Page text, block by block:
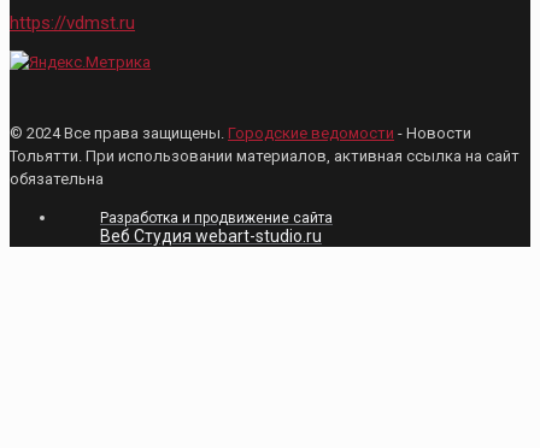
https://vdmst.ru
© 2024 Все права защищены. Городские ведомости - Новости
Тольятти. При использовании материалов, активная ссылка на сайт
обязательна
Разработка и продвижение сайта
Веб Студия webart-studio.ru